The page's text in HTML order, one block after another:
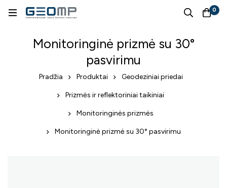
0
Monitoringinė prizmė su 30°
pasvirimu
Pradžia Produktai Geodeziniai priedai
Prizmės ir reflektoriniai taikiniai
Monitoringinės prizmės
Monitoringinė prizmė su 30° pasvirimu